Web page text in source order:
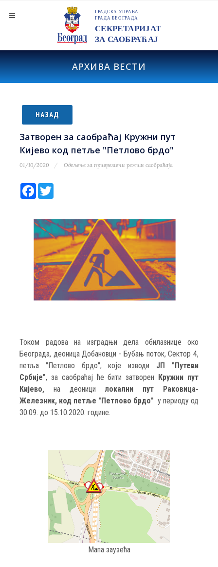
АРХИВА ВЕСТИ
НАЗАД
Затворен за саобраћај Кружни пут
Кијево код петље "Петлово брдо"
01/10/2020 Одељење за привремени режим саобраћаја
Facebook
Током радова на изградњи дела обилазнице око
Београда, деоница Добановци - Бубањ поток, Сектор 4,
петља "Петлово брдо", које изводи ЈП "Путеви
Србије", за саобраћај ће бити затворен Кружни пут
Кијево, на деоници локални пут Раковица-
Железник, код петље "Петлово брдо" у периоду од
30.09. до 15.10.2020. године.
Мапа заузећа